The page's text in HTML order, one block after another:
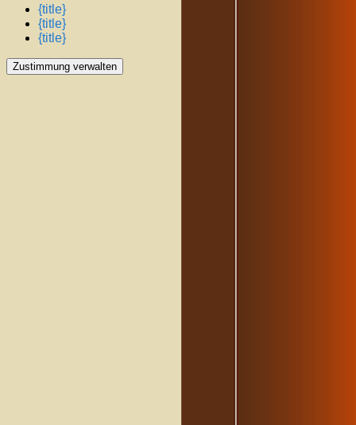
{title}
{title}
{title}
Zustimmung verwalten